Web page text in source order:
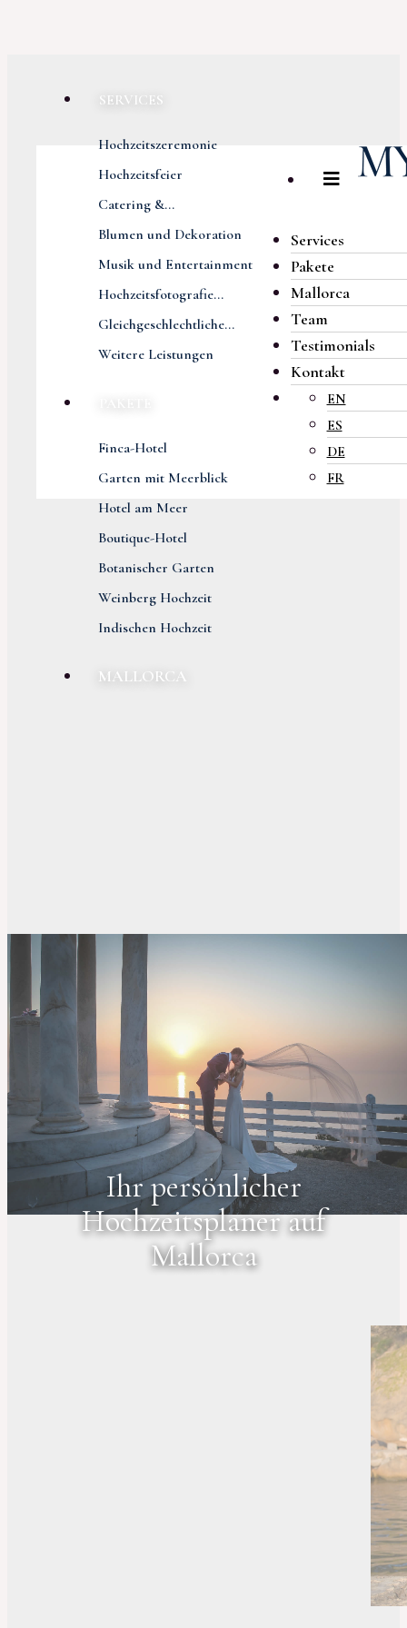
SERVICES
Hochzeitszeremonie
Hochzeitsfeier
Catering &...
Blumen und Dekoration
Musik und Entertainment
Hochzeitsfotografie...
Gleichgeschlechtliche...
Weitere Leistungen
Finca-Hotel
Garten mit Meerblick
Hotel am Meer
Boutique-Hotel
Botanischer Garten
Weinberg Hochzeit
Indischen Hochzeit
MALLORCA
Services
Pakete
Mallorca
Team
Testimonials
Kontakt
EN
ES
DE
FR
Ihr persönlicher
Hochzeitsplaner auf
Mallorca